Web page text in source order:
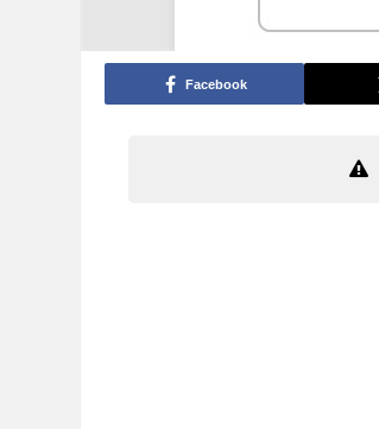
Facebook